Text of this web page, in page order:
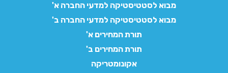
מבוא לסטטיסטיקה למדעי החברה א'
מבוא לסטטיסטיקה למדעי החברה ב'
תורת המחירים א'
תורת המחירים ב'
אקונומטריקה